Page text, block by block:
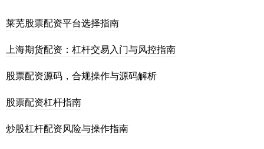
莱芜股票配资平台选择指南
上海期货配资：杠杆交易入门与风控指南
股票配资源码，合规操作与源码解析
股票配资杠杆指南
炒股杠杆配资风险与操作指南